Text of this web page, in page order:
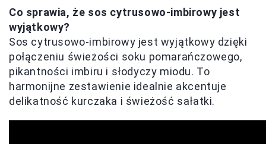
Co sprawia, że sos cytrusowo-imbirowy jest
wyjątkowy?
Sos cytrusowo-imbirowy jest wyjątkowy dzięki
połączeniu świeżości soku pomarańczowego,
pikantności imbiru i słodyczy miodu. To
harmonijne zestawienie idealnie akcentuje
delikatność kurczaka i świeżość sałatki.